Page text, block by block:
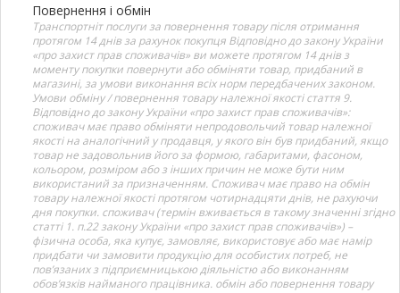
Повернення і обмін
Транспортніт послуги за повернення товару після отримання
протягом 14 днів за рахунок покупця Відповідно до закону України
«про захист прав споживачів» ви можете протягом 14 днів з
моменту покупки повернути або обміняти товар, придбаний в
магазині, за умови виконання всіх норм передбачених законом.
Умови обміну / повернення товару належної якості стаття 9.
Відповідно до закону України «про захист прав споживачів»:
споживач має право обміняти непродовольчий товар належної
якості на аналогічний у продавця, у якого він був придбаний, якщо
товар не задовольнив його за формою, габаритами, фасоном,
кольором, розміром або з інших причин не може бути ним
використаний за призначенням. Споживач має право на обмін
товару належної якості протягом чотирнадцяти днів, не рахуючи
дня покупки. споживач (термін вживається в такому значенні згідно
статті 1. п.22 закону України «про захист прав споживачів») –
фізична особа, яка купує, замовляє, використовує або має намір
придбати чи замовити продукцію для особистих потреб, не
пов’язаних з підприємницькою діяльністю або виконанням
обов’язків найманого працівника. обмін або повернення товару